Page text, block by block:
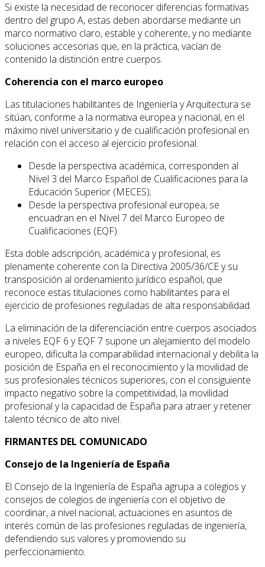
Si existe la necesidad de reconocer diferencias formativas
dentro del grupo A, estas deben abordarse mediante un
marco normativo claro, estable y coherente, y no mediante
soluciones accesorias que, en la práctica, vacían de
contenido la distinción entre cuerpos.
Coherencia con el marco europeo
Las titulaciones habilitantes de Ingeniería y Arquitectura se
sitúan, conforme a la normativa europea y nacional, en el
máximo nivel universitario y de cualificación profesional en
relación con el acceso al ejercicio profesional.
Desde la perspectiva académica, corresponden al
Nivel 3 del Marco Español de Cualificaciones para la
Educación Superior (MECES);
Desde la perspectiva profesional europea, se
encuadran en el Nivel 7 del Marco Europeo de
Cualificaciones (EQF).
Esta doble adscripción, académica y profesional, es
plenamente coherente con la Directiva 2005/36/CE y su
transposición al ordenamiento jurídico español, que
reconoce estas titulaciones como habilitantes para el
ejercicio de profesiones reguladas de alta responsabilidad.
La eliminación de la diferenciación entre cuerpos asociados
a niveles EQF 6 y EQF 7 supone un alejamiento del modelo
europeo, dificulta la comparabilidad internacional y debilita la
posición de España en el reconocimiento y la movilidad de
sus profesionales técnicos superiores, con el consiguiente
impacto negativo sobre la competitividad, la movilidad
profesional y la capacidad de España para atraer y retener
talento técnico de alto nivel.
FIRMANTES DEL COMUNICADO
Consejo de la Ingeniería de España
El Consejo de la Ingeniería de España agrupa a colegios y
consejos de colegios de ingeniería con el objetivo de
coordinar, a nivel nacional, actuaciones en asuntos de
interés común de las profesiones reguladas de ingeniería,
defendiendo sus valores y promoviendo su
perfeccionamiento.